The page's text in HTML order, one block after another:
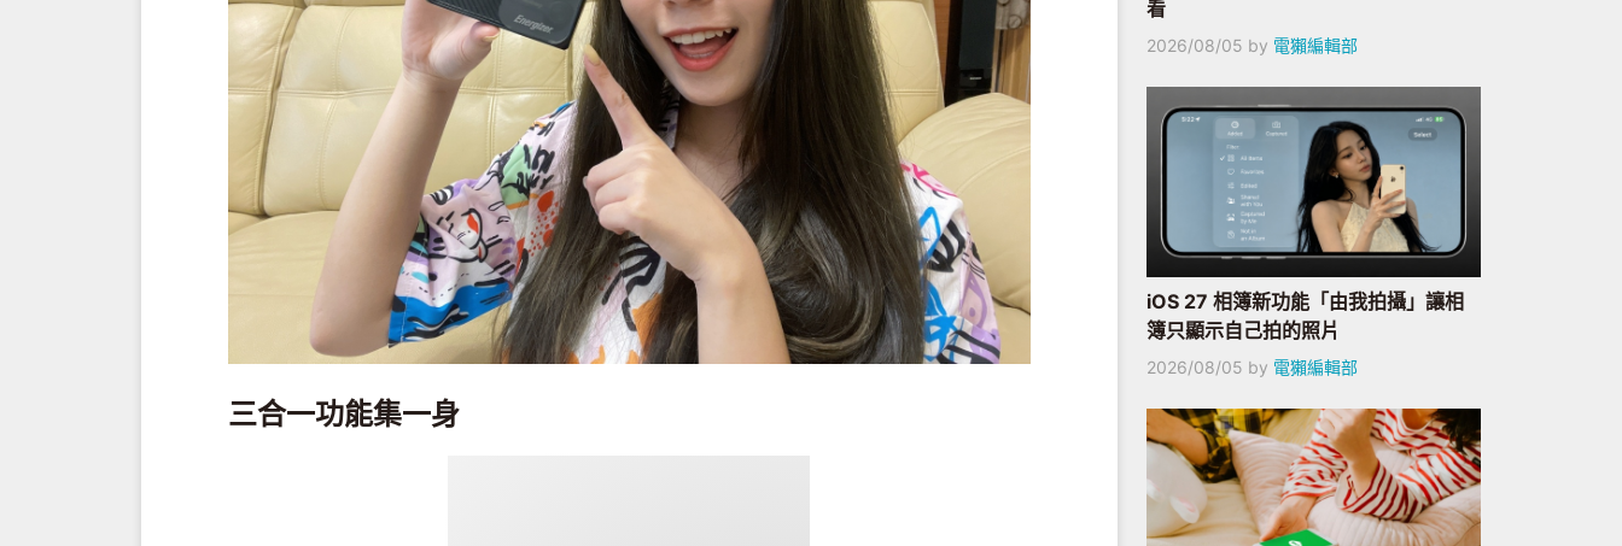
三合一功能集一身
看
2026/08/05 by 電獺編輯部
iOS 27 相簿新功能「由我拍攝」讓相
簿只顯示自己拍的照片
2026/08/05 by 電獺編輯部